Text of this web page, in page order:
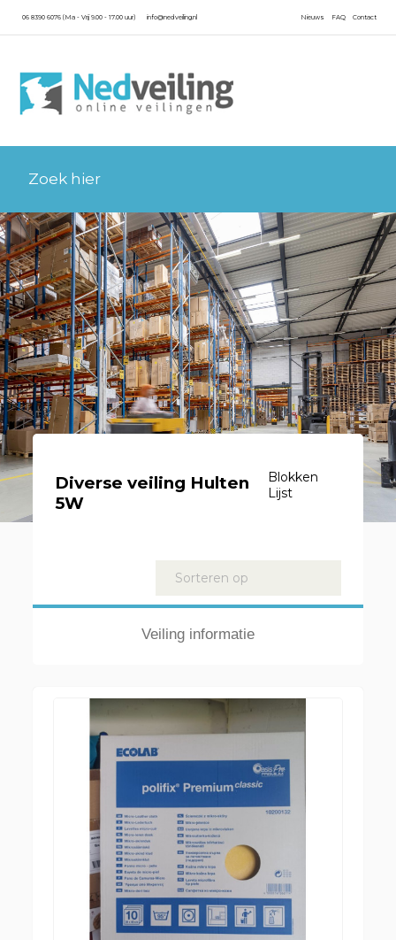
06 8390 6076 (Ma - Vrij 9.00 - 17.00 uur) info@nedveiling.nl Contact
FAQ
Nieuws
Diverse veiling Hulten
5W
Blokken
Lijst
Kavels
Veiling informatie
Sorteren op